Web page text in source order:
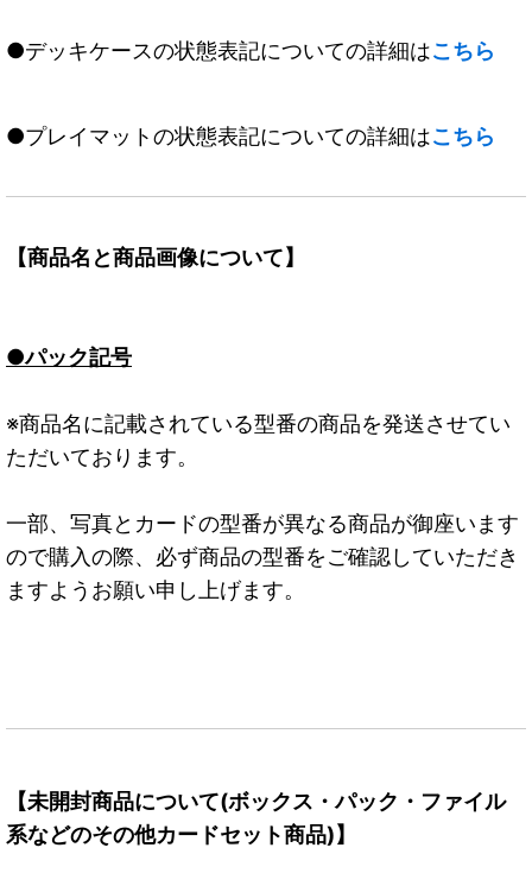
●デッキケースの状態表記についての詳細はこちら
●プレイマットの状態表記についての詳細はこちら
【商品名と商品画像について】
●パック記号
※商品名に記載されている型番の商品を発送させてい
ただいております。
一部、写真とカードの型番が異なる商品が御座います
ので購入の際、必ず商品の型番をご確認していただき
ますようお願い申し上げます。
【未開封商品について(ボックス・パック・ファイル
系などのその他カードセット商品)】